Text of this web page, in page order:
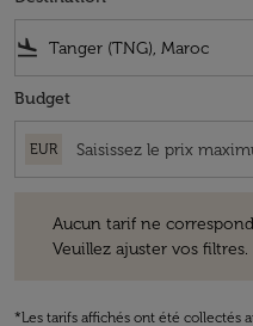
flight_land
Budget
EUR
Aucun tarif ne
Veuillez ajuster vos filtres.
*Les tarifs affichés ont été collectés